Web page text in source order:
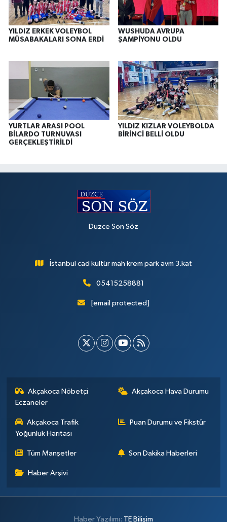
YILDIZ ERKEK VOLEYBOL
MÜSABAKALARI SONA ERDİ
WUSHUDA AVRUPA
ŞAMPİYONU OLDU
YURTLAR ARASI POOL
BİLARDO TURNUVASI
GERÇEKLEŞTİRİLDİ
YILDIZ KIZLAR VOLEYBOLDA
BİRİNCİ BELLİ OLDU
Düzce Son Söz
İstanbul cad kültür mah krem park avm 3.kat
05415258881
[email protected]
Akçakoca Nöbetçi
Eczaneler
Akçakoca Hava Durumu
Akçakoca Trafik
Yoğunluk Haritası
Puan Durumu ve Fikstür
Tüm Manşetler Son Dakika Haberleri
Haber Arşivi
Haber Yazılımı: TE Bilişim